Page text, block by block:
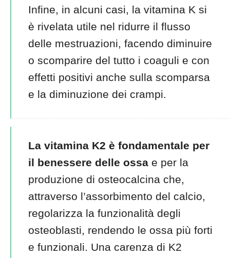
Infine, in alcuni casi, la vitamina K si
è rivelata utile nel ridurre il flusso
delle mestruazioni, facendo diminuire
o scomparire del tutto i coaguli e con
effetti positivi anche sulla scomparsa
e la diminuzione dei crampi.
La vitamina K2 è fondamentale per
il benessere delle ossae per la
produzione di osteocalcina che,
attraverso l’assorbimento del calcio,
regolarizza la funzionalità degli
osteoblasti, rendendo le ossa più forti
e funzionali. Una carenza di K2